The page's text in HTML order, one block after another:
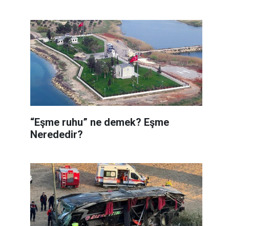
“Eşme ruhu” ne demek? Eşme
Nerededir?